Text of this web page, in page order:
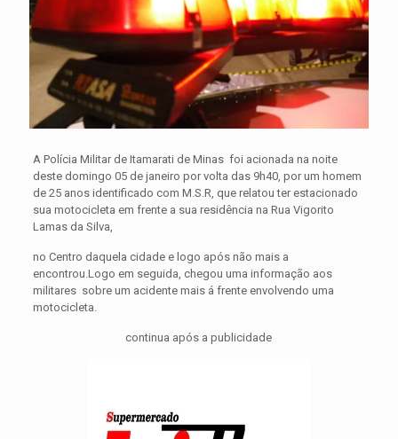
A Polícia Militar de Itamarati de Minas foi acionada na noite
deste domingo 05 de janeiro por volta das 9h40, por um homem
de 25 anos identificado com M.S.R, que relatou ter estacionado
sua motocicleta em frente a sua residência na Rua Vigorito
Lamas da Silva,
no Centro daquela cidade e logo após não mais a
encontrou.Logo em seguida, chegou uma informação aos
militares sobre um acidente mais á frente envolvendo uma
motocicleta.
continua após a publicidade